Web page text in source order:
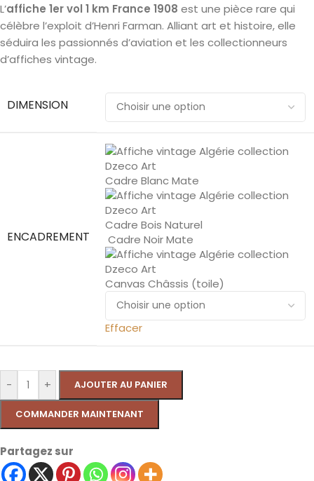
L’affiche 1er vol 1 km France 1908 est une pièce rare qui
célèbre l’exploit d’Henri Farman. Alliant art et histoire, elle
séduira les passionnés d’aviation et les collectionneurs
d’affiches vintage.
DIMENSION
ENCADREMENT
Cadre Blanc Mate
Cadre Bois Naturel
Cadre Noir Mate
Canvas Châssis (toile)
Effacer
- + AJOUTER AU PANIER
COMMANDER MAINTENANT
Partagez sur